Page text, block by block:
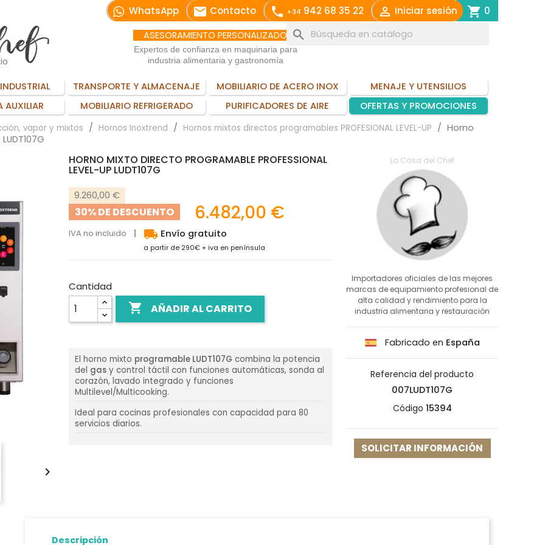
WhatsApp email Contacto call +34 942 68 35 22  Iniciar sesión shopping_cart 0
ASESORAMIENTO PERSONALIZADO
Expertos de confianza en maquinaria para
industria alimentaria y gastronomía
search
TRANSPORTE Y ALMACENAJE MOBILIARIO DE ACERO INOX
MENAJE Y UTENSILIOS
AUXILIAR
MOBILIARIO REFRIGERADO PURIFICADORES DE AIRE OFERTAS Y PROMOCIONES
vapor y mixtos Hornos Inoxtrend Hornos mixtos directos programables PROFESIONAL LEVEL-UP
Horno

HORNO MIXTO DIRECTO PROGRAMABLE PROFESSIONAL
LEVEL-UP LUDT107G
9.260,00 €
30% DE DESCUENTO 6.482,00 €
IVA no incluido local_shipping Envío gratuito
a partir de 290€ + iva en península
Cantidad
 AÑADIR AL CARRITO
El horno mixto programable LUDT107G combina la potencia
del gas y control táctil con funciones automáticas, sonda al
corazón, lavado integrado y funciones
Multilevel/Multicooking.
Ideal para cocinas profesionales con capacidad para 80
servicios diarios.
La Casa del Chef
Importadores oficiales de las mejores
marcas de equipamiento profesional de
alta calidad y rendimiento para la
industria alimentaria y restauración
Fabricado en España
Referencia del producto
007LUDT107G
Código 15394
SOLICITAR INFORMACIÓN
Descripción